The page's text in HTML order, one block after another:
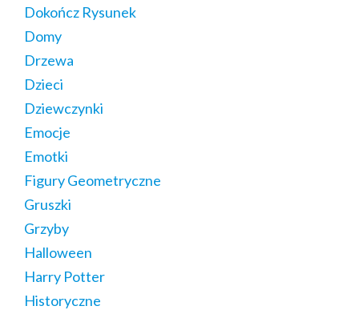
Dokończ Rysunek
Domy
Drzewa
Dzieci
Dziewczynki
Emocje
Emotki
Figury Geometryczne
Gruszki
Grzyby
Halloween
Harry Potter
Historyczne